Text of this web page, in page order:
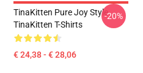
TinaKitten Pure Joy Style
TinaKitten T-Shirts
€ 24,38 - € 28,06
-20%